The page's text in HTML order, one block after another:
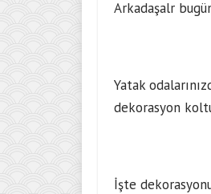
Arkadaşalr
Yatak
dekorasyon
İşte